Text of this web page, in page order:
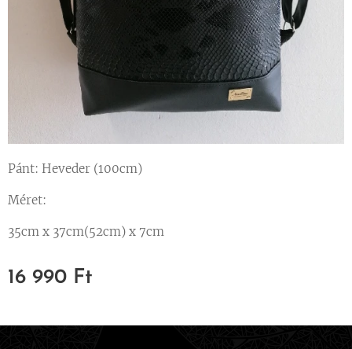
Pánt: Heveder (100cm)
Méret:
35cm x 37cm(52cm) x 7cm
16 990 Ft